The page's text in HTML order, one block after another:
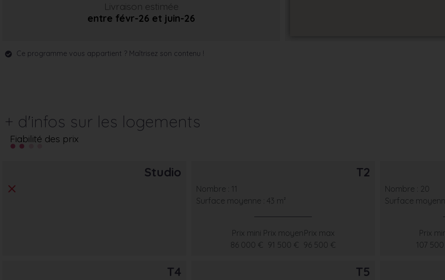
Livraison estimée
entre févr-26 et juin-26
Ce programme vous appartient ? Maîtrisez son contenu !
+ d'infos sur les logements
Fiabilité des prix
Studio T2
Nombre : 11
Surface moyenne : 43 m²
Prix mini
86 000 €
Prix moyen
91 500 €
Prix max
96 500 €
Nombre : 20
Surface
Prix
107
T4 T5